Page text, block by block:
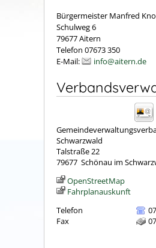
Bürgermeister Manfred
Schulweg 6
79677 Aitern
Telefon 07673 350
E-Mail:
info@aitern.de
Schwarzwald
Talstraße 22
79677 Schönau im
OpenStreetMap
Fahrplanauskunft
Telefon
Fax